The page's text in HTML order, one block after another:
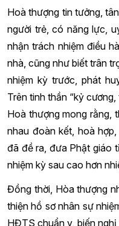
Hoà thượng tin tưởng,
người trẻ, có năng lực,
nhận trách nhiệm điều
nhà, cũng như biết trân
nhiệm kỳ trước, phát
Trên tinh thần “kỷ
Hoà thượng mong rằng,
nhau đoàn kết, hoà
đã đề ra, đưa Phật giáo
nhiệm kỳ sau cao hơn
Đồng thời, Hòa thượng
thiện hồ sơ nhân sự
HĐTS chuẩn y, biến